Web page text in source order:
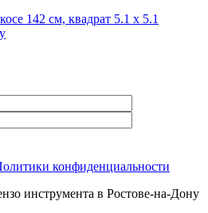
142 см, квадрат 5.1 х 5.1
конфиденциальности
инструмента в Ростове-на-Дону